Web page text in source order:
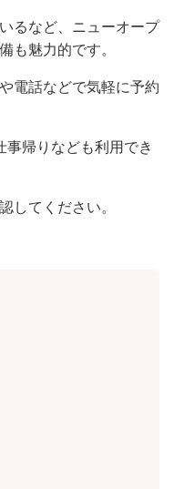
るなど、ニューオープ
も魅力的です。
電話などで気軽に予約
帰りなども利用でき
してください。